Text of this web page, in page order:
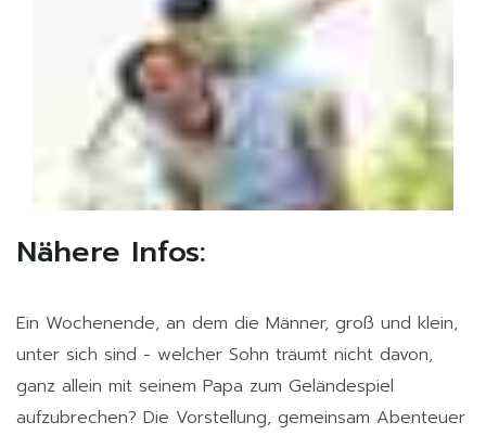
Nähere Infos:
Ein Wochenende, an dem die Männer, groß und klein,
unter sich sind - welcher Sohn träumt nicht davon,
ganz allein mit seinem Papa zum Geländespiel
aufzubrechen? Die Vorstellung, gemeinsam Abenteuer